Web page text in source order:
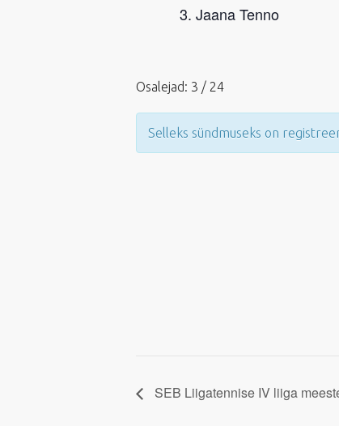
Jaana Tenno
Osalejad: 3 / 24
Selleks sündmuseks on
SEB Liigatennise IV liiga